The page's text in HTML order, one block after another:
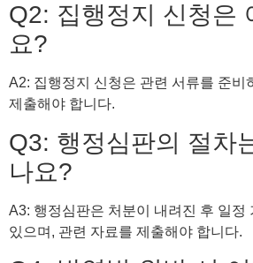
Q2: 집행정지 신청은
요?
A2: 집행정지 신청은 관련 서류를 준비
제출해야 합니다.
Q3: 행정심판의 절차
나요?
A3: 행정심판은 처분이 내려진 후 일정
있으며, 관련 자료를 제출해야 합니다.